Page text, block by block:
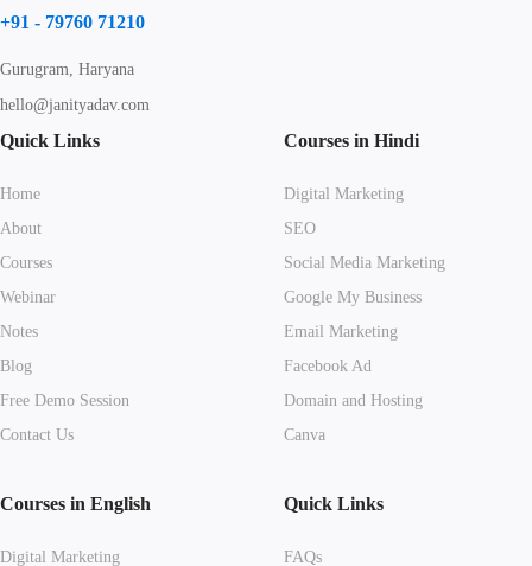
+91 - 79760 71210
Gurugram, Haryana
hello@janityadav.com
Quick Links
Home
About
Courses
Webinar
Notes
Blog
Free Demo Session
Contact Us
Courses in Hindi
Digital Marketing
SEO
Social Media Marketing
Google My Business
Email Marketing
Facebook Ad
Domain and Hosting
Canva
Courses in English
Digital Marketing
Quick Links
FAQs